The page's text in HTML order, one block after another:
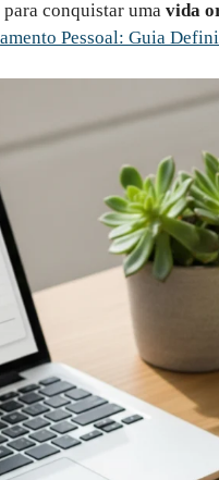
conquistar uma vida
Pessoal: Guia